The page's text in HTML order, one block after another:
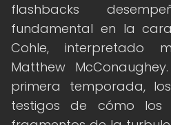
flashbacks
fundamental en la
Cohle, interpretado
Matthew
primera temporada,
testigos de cómo los